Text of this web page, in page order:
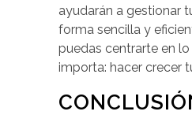
ayudarán a gestionar
forma sencilla y
puedas centrarte en
importa: hacer crecer